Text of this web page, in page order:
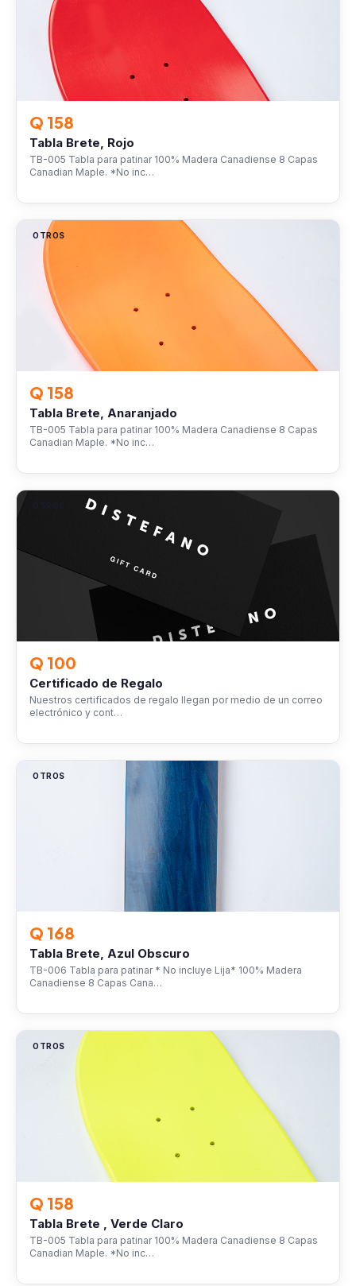
Q 158
Tabla Brete, Rojo
TB-005 Tabla para patinar 100% Madera Canadiense 8 Capas
Canadian Maple. *No inc…
OTROS
Q 158
Tabla Brete, Anaranjado
TB-005 Tabla para patinar 100% Madera Canadiense 8 Capas
Canadian Maple. *No inc…
OTROS
Q 100
Certificado de Regalo
Nuestros certificados de regalo llegan por medio de un correo
electrónico y cont…
OTROS
Q 168
Tabla Brete, Azul Obscuro
TB-006 Tabla para patinar * No incluye Lija* 100% Madera
Canadiense 8 Capas Cana…
OTROS
Q 158
Tabla Brete , Verde Claro
TB-005 Tabla para patinar 100% Madera Canadiense 8 Capas
Canadian Maple. *No inc…